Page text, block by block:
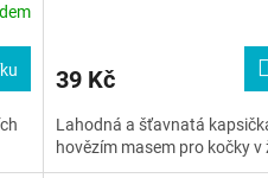
39 Kč
Lahodná a šťavnatá
hovězím masem pro kočky v